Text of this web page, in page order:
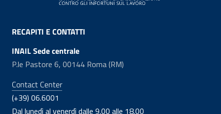
RECAPITI E CONTATTI
INAIL Sede centrale
P.le Pastore 6, 00144 Roma (RM)
Contact Center
(+39) 06.6001
Dal lunedì al venerdì dalle 9.00 alle 18.00